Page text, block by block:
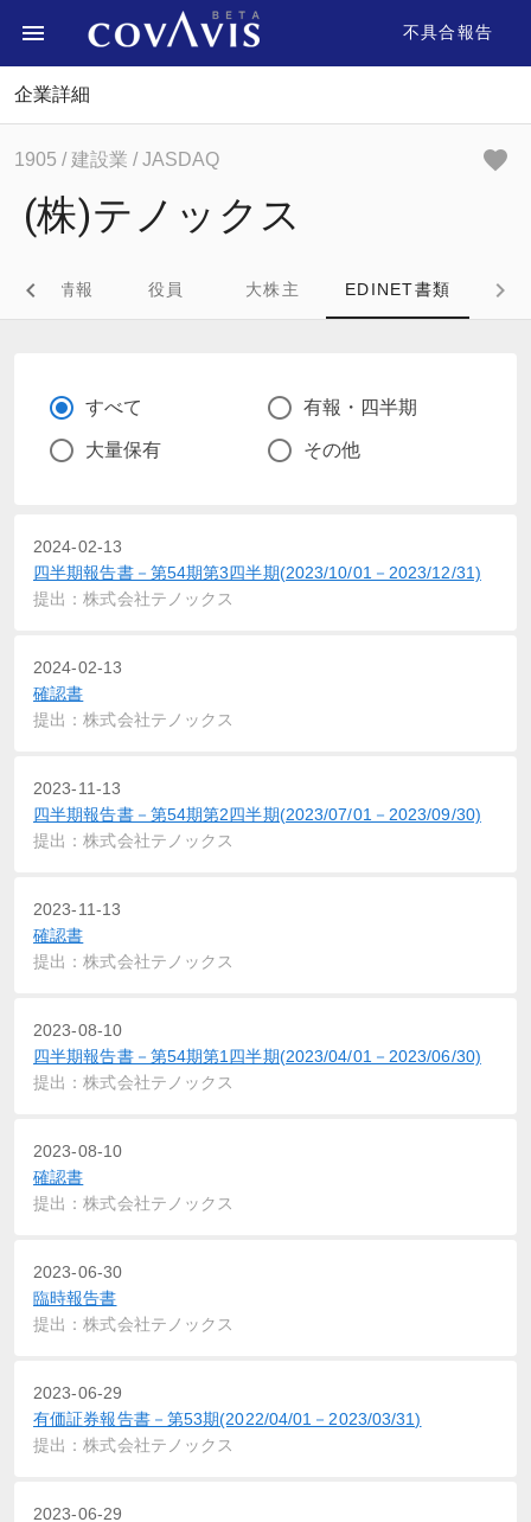
不具合報告
企業詳細
1905 / 建設業 / JASDAQ
(株)テノックス
企業情報 役員 大株主 EDINET書類
すべて 有報・四半期
大量保有 その他
2024-02-13
四半期報告書－第54期第3四半期(2023/10/01－2023/12/31)
提出：株式会社テノックス
2024-02-13
確認書
提出：株式会社テノックス
2023-11-13
四半期報告書－第54期第2四半期(2023/07/01－2023/09/30)
提出：株式会社テノックス
2023-11-13
確認書
提出：株式会社テノックス
2023-08-10
四半期報告書－第54期第1四半期(2023/04/01－2023/06/30)
提出：株式会社テノックス
2023-08-10
確認書
提出：株式会社テノックス
2023-06-30
臨時報告書
提出：株式会社テノックス
2023-06-29
有価証券報告書－第53期(2022/04/01－2023/03/31)
提出：株式会社テノックス
2023-06-29